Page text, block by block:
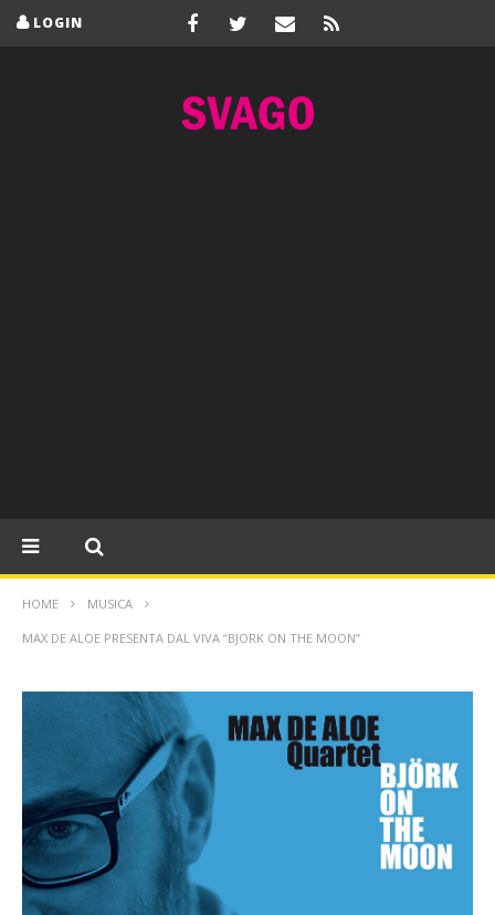
LOGIN
HOME MUSICA
MAX DE ALOE PRESENTA DAL VIVA “BJORK ON THE MOON”